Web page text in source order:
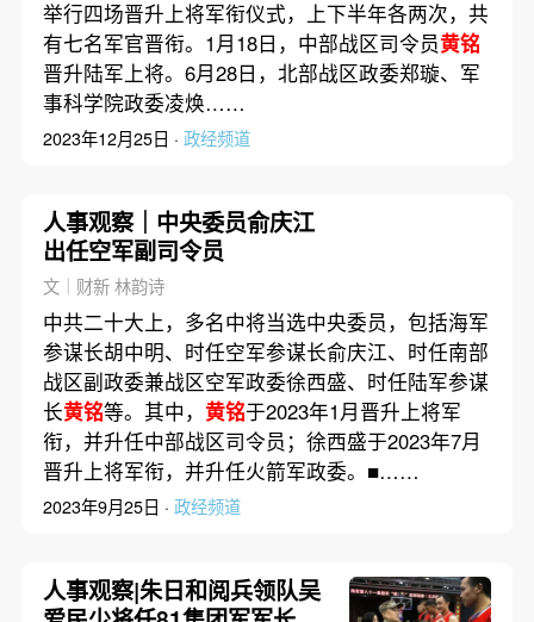
举行四场晋升上将军衔仪式，上下半年各两次，共
有七名军官晋衔。1月18日，中部战区司令员黄铭
晋升陆军上将。6月28日，北部战区政委郑璇、军
事科学院政委凌焕……
2023年12月25日 · 政经频道
人事观察｜中央委员俞庆江
出任空军副司令员
文｜财新 林韵诗
中共二十大上，多名中将当选中央委员，包括海军
参谋长胡中明、时任空军参谋长俞庆江、时任南部
战区副政委兼战区空军政委徐西盛、时任陆军参谋
长黄铭等。其中， 黄铭于2023年1月晋升上将军
衔，并升任中部战区司令员；徐西盛于2023年7月
晋升上将军衔，并升任火箭军政委。■……
2023年9月25日 · 政经频道
人事观察|朱日和阅兵领队吴